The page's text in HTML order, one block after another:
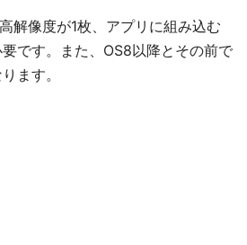
解像度が1枚、アプリに組み込む
です。また、OS8以降とその前で
ます。